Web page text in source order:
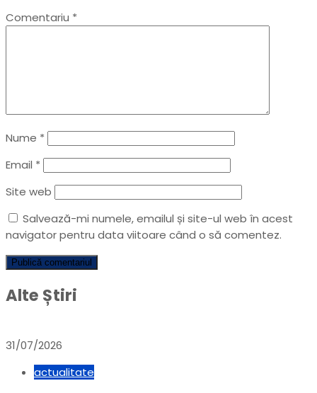
Comentariu *
Nume *
Email *
Site web
Salvează-mi numele, emailul și site-ul web în acest
navigator pentru data viitoare când o să comentez.
Alte Știri
31/07/2026
actualitate